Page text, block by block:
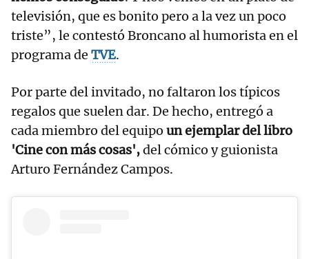
televisión, que es bonito pero a la vez un poco
triste”, le contestó Broncano al humorista en el
programa de TVE.
Por parte del invitado, no faltaron los típicos
regalos que suelen dar. De hecho, entregó a
cada miembro del equipo un ejemplar del libro
'Cine con más cosas',del cómico y guionista
Arturo Fernández Campos.